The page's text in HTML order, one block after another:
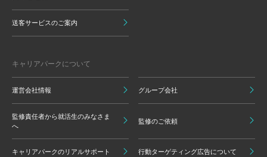
送客サービスのご案内
キャリアパークについて
運営会社情報 グループ会社
監修責任者から就活生のみなさま
へ
監修のご依頼
キャリアパークのリアルサポート 行動ターゲティング広告について